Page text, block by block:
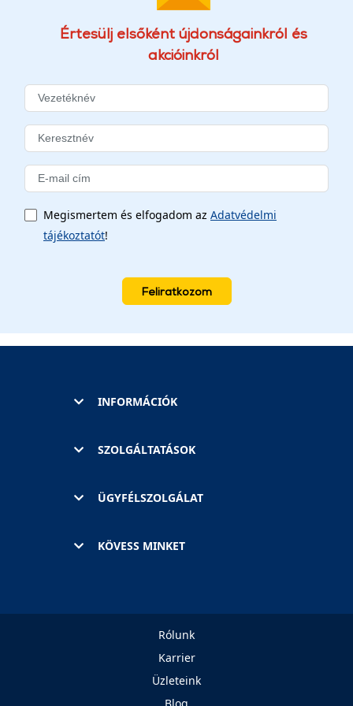
Értesülj elsőként újdonságainkról és
akcióinkról
Megismertem és elfogadom az Adatvédelmi
tájékoztatót!
Feliratkozom
INFORMÁCIÓK
SZOLGÁLTATÁSOK
ÜGYFÉLSZOLGÁLAT
KÖVESS MINKET
Rólunk
Karrier
Üzleteink